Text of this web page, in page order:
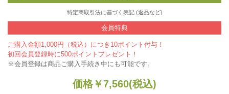
特定商取引法に基づく表記 (返品など)
会員特典
ご購入金額1,000円（税込）につき10ポイント付与！
初回会員登録時に500ポイントプレゼント！
※会員登録は商品ご購入手続き中にも可能です。
価格￥7,560(税込)